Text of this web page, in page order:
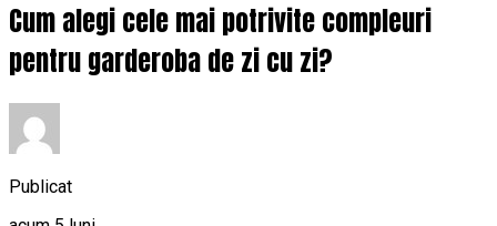
Cum alegi cele mai potrivite compleuri
pentru garderoba de zi cu zi?
Publicat